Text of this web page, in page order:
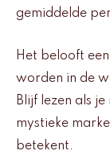
gemiddelde
Het belooft
worden in de
Blijf lezen als
mystieke
betekent.